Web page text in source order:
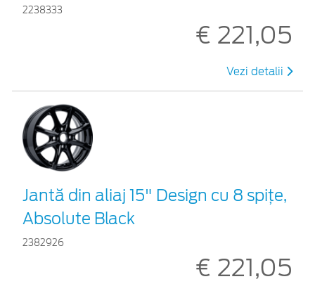
2238333
€ 221,05
Vezi detalii
Jantă din aliaj 15" Design cu 8 spiţe,
Absolute Black
2382926
€ 221,05